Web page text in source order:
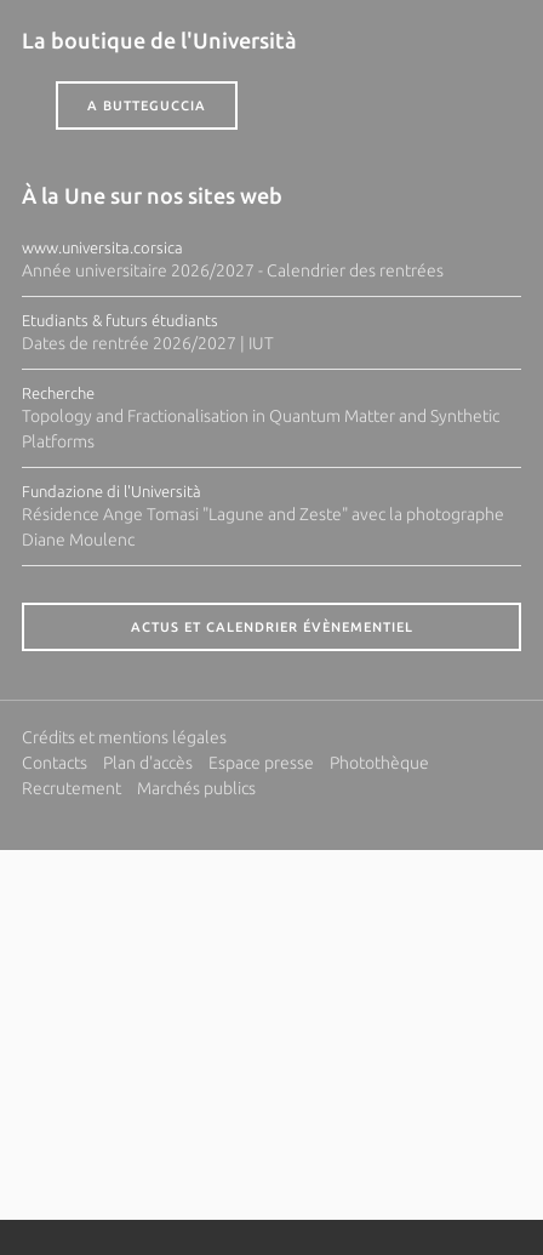
La boutique de l'Università
A BUTTEGUCCIA
À la Une sur nos sites web
www.universita.corsica
Année universitaire 2026/2027 - Calendrier des rentrées
Etudiants & futurs étudiants
Dates de rentrée 2026/2027 | IUT
Recherche
Topology and Fractionalisation in Quantum Matter and Synthetic
Platforms
Fundazione di l'Università
Résidence Ange Tomasi "Lagune and Zeste" avec la photographe
Diane Moulenc
ACTUS ET CALENDRIER ÉVÈNEMENTIEL
Crédits et mentions légales
Contacts
Plan d'accès Espace presse
Photothèque
Recrutement
Marchés publics